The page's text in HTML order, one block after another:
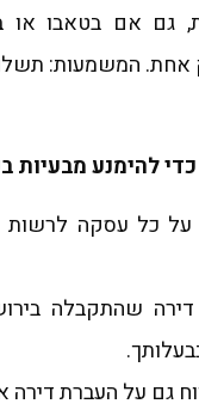
גם אם בטאבו או
אחת. המשמעות:
להימנע מבעיות
שהתקבלה
גם על העברת דירה